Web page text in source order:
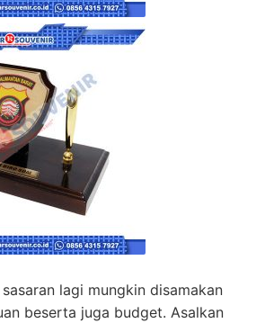
lagi mungkin disamakan
beserta juga budget. Asalkan